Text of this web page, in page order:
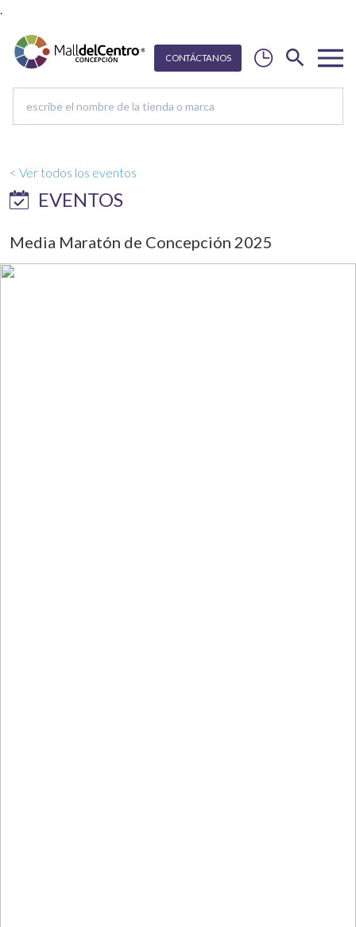
.
CONTÁCTANOS
< Ver todos los eventos
EVENTOS
Media Maratón de Concepción 2025